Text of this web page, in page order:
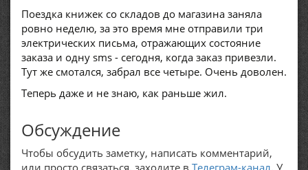
Поездка книжек со складов до магазина заняла
ровно неделю, за это время мне отправили три
электрических письма, отражающих состояние
заказа и одну sms - сегодня, когда заказ привезли.
Тут же смотался, забрал все четыре. Очень доволен.
Теперь даже и не знаю, как раньше жил.
Обсуждение
Чтобы обсудить заметку, написать комментарий,
или просто связаться, заходите в Телеграм-канал. У